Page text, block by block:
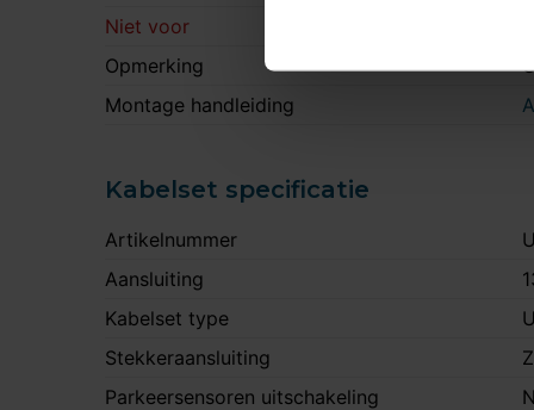
Niet voor
Opmerking
Montage handleiding
Kabelset specificatie
Artikelnummer
Aansluiting
Kabelset type
Stekkeraansluiting
Parkeersensoren uitschakeling